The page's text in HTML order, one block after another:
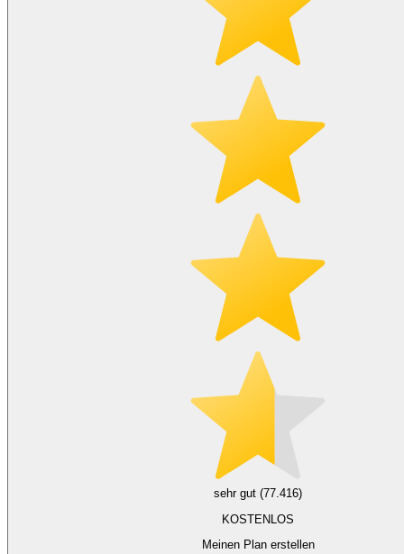
sehr gut (77.416)
KOSTENLOS
Meinen Plan erstellen